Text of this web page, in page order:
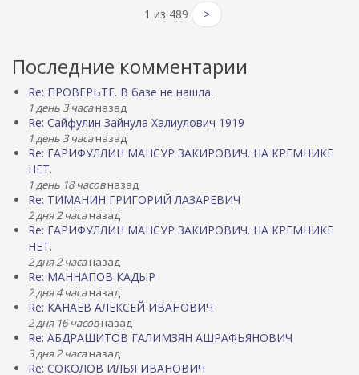
1 из 489 >
Последние комментарии
Re: ПРОВЕРЬТЕ. В базе не нашла.
1 день 3 часаназад
Re: Сайфулин Зайнула Халиулович 1919
1 день 3 часаназад
Re: ГАРИФУЛЛИН МАНСУР ЗАКИРОВИЧ. НА КРЕМНИКЕ
НЕТ.
1 день 18 часовназад
Re: ТИМАНИН ГРИГОРИЙ ЛАЗАРЕВИЧ
2 дня 2 часаназад
Re: ГАРИФУЛЛИН МАНСУР ЗАКИРОВИЧ. НА КРЕМНИКЕ
НЕТ.
2 дня 2 часаназад
Re: МАННАПОВ КАДЫР
2 дня 4 часаназад
Re: КАНАЕВ АЛЕКСЕЙ ИВАНОВИЧ
2 дня 16 часовназад
Re: АБДРАШИТОВ ГАЛИМЗЯН АШРАФЬЯНОВИЧ
3 дня 2 часаназад
Re: СОКОЛОВ ИЛЬЯ ИВАНОВИЧ